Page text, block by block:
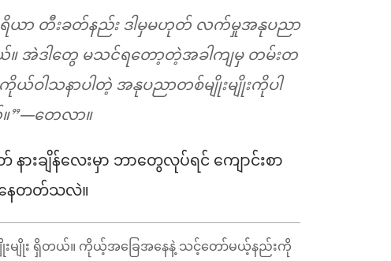
ယာ တီးခတ်နည်း ဒါမှမဟုတ် လက်မှုအနုပညာ
အဲဒါတွေ မသင်ရတော့တဲ့အခါကျမှ တမ်းတ
ဝါသနာပါတဲ့ အနုပညာတစ်မျိုးမျိုးကိုပါ
”—တေလာ။
ားချိန်လေးမှာ ဘာတွေလုပ်ရင် ကျောင်းစာ
ေတတ်သလဲ။
ျိုး ရှိတယ်။ ကိုယ့်အခြေအနေနဲ့ သင့်တော်မယ့်နည်းကို